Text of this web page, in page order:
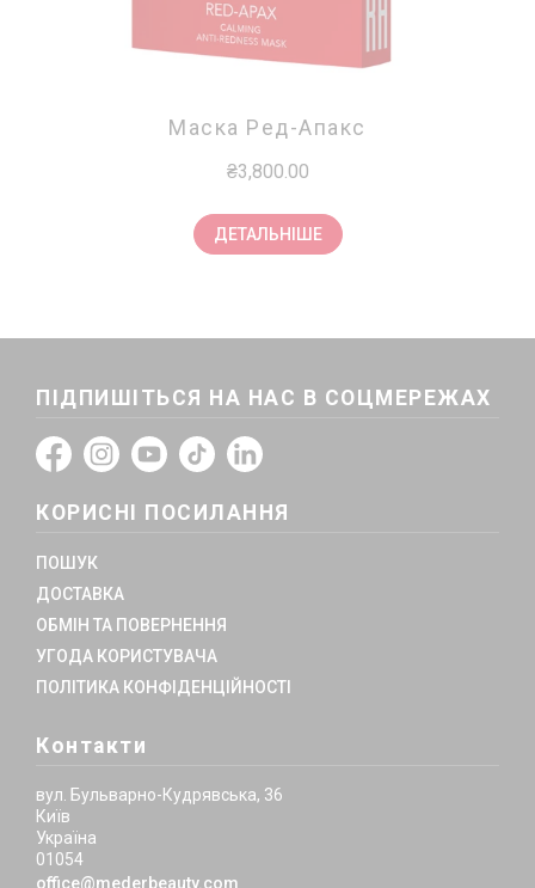
Маска Ред-Апакс
₴3,800.00
ДЕТАЛЬНІШЕ
ПІДПИШІТЬСЯ НА НАС В СОЦМЕРЕЖАХ
КОРИСНІ ПОСИЛАННЯ
ПОШУК
ДОСТАВКА
ОБМІН ТА ПОВЕРНЕННЯ
УГОДА КОРИСТУВАЧА
ПОЛІТИКА КОНФІДЕНЦІЙНОСТІ
Контакти
вул. Бульварно-Кудрявська, 36
Київ
Україна
01054
office@mederbeauty.com